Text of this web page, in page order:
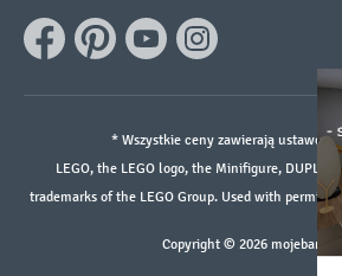
* Wszystkie ceny zawierają ustawowy
LEGO, the LEGO logo, the Minifigure, DUPLO,
trademarks of the LEGO Group. Used with
Copyright © 2026